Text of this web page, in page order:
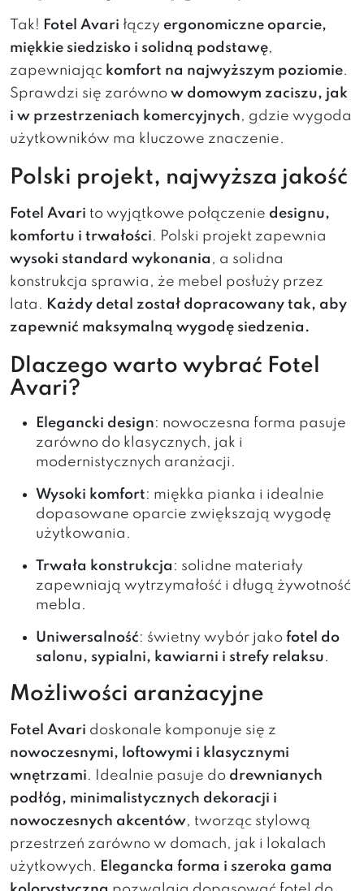
Tak! Fotel Avari łączy ergonomiczne oparcie,
miękkie siedzisko i solidną podstawę,
zapewniając komfort na najwyższym poziomie.
Sprawdzi się zarówno w domowym zaciszu, jak
i w przestrzeniach komercyjnych, gdzie wygoda
użytkowników ma kluczowe znaczenie.
Polski projekt, najwyższa jakość
Fotel Avari to wyjątkowe połączenie designu,
komfortu i trwałości. Polski projekt zapewnia
wysoki standard wykonania , a solidna
konstrukcja sprawia, że mebel posłuży przez
lata. Każdy detal został dopracowany tak, aby
zapewnić maksymalną wygodę siedzenia.
Dlaczego warto wybrać Fotel
Avari?
Elegancki design: nowoczesna forma pasuje
zarówno do klasycznych, jak i
modernistycznych aranżacji.
Wysoki komfort: miękka pianka i idealnie
dopasowane oparcie zwiększają wygodę
użytkowania.
Trwała konstrukcja : solidne materiały
zapewniają wytrzymałość i długą żywotność
mebla.
Uniwersalność: świetny wybór jako fotel do
salonu, sypialni, kawiarni i strefy relaksu.
Możliwości aranżacyjne
Fotel Avari doskonale komponuje się z
nowoczesnymi, loftowymi i klasycznymi
wnętrzami. Idealnie pasuje do drewnianych
podłóg, minimalistycznych dekoracji i
nowoczesnych akcentów, tworząc stylową
przestrzeń zarówno w domach, jak i lokalach
użytkowych. Elegancka forma i szeroka gama